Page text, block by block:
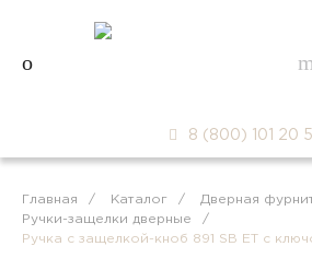
8 (800) 101 20
Главная / Каталог / Дверная
Ручки-защелки дверные
/
Ручка с защелкой-кноб 891 SВ ET с